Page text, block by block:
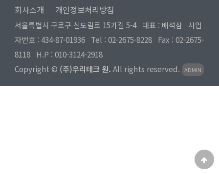
회사소개 개인정보처리방침
서울특별시 구로구 신도림로 15가길 5-4 대표 : 배석삼 사업
자번호 : 434-87-01936 Tel : 02-2675-8228 Fax : 02-2675-
8118 H.P : 010-3124-2918
Copyright © (주)우리테크 원. All rights reserved. ADMIN